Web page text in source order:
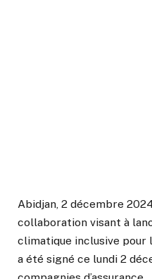
Abidjan, 2 décembre
collaboration visant à
climatique inclusive pour
a été signé ce lundi 2